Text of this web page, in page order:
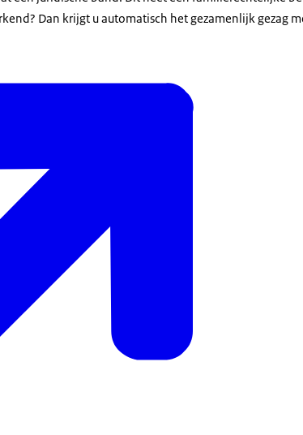
Dan krijgt u automatisch het gezamenlijk gezag